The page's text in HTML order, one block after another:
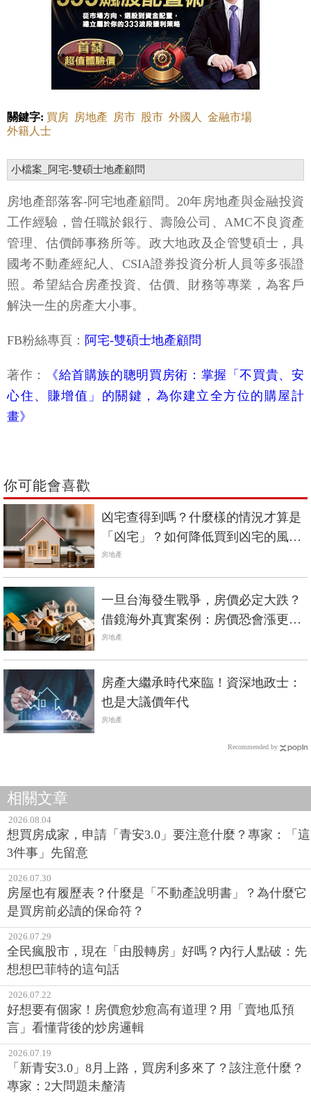
關鍵字: 買房 房地產 房市 股市 外國人
金融市場
外籍人士
小檔案_阿宅-雙碩士地產顧問
房地產部落客-阿宅地產顧問。20年房地產與金融投資
工作經驗，曾任職於銀行、壽險公司、AMC不良資產
管理、估價師事務所等。政大地政及企管雙碩士，具
國考不動產經紀人、CSIA證券投資分析人員等多張證
照。希望結合房產投資、估價、財務等專業，為客戶
解決一生的房產大小事。
FB粉絲專頁： 阿宅-雙碩士地產顧問
著作：
《給首購族的聰明買房術：掌握「不買貴、安
心住、賺增值」的關鍵，為你建立全方位的購屋計
畫》
你可能會喜歡
凶宅查得到嗎？什麼樣的情況才算是
「凶宅」？如何降低買到凶宅的風
險？
房地產
一旦台海發生戰爭，房價必定大跌？
借鏡海外真實案例：房價恐會漲更
多，2種人得利
房地產
房產大繼承時代來臨！資深地政士：
也是大議價年代
房地產
Recommended by
相關文章
2026.08.04
想買房成家，申請「青安3.0」要注意什麼？專家：「這
3件事」先留意
2026.07.30
房屋也有履歷表？什麼是「不動產說明書」？為什麼它
是買房前必讀的保命符？
2026.07.29
全民瘋股市，現在「由股轉房」好嗎？內行人點破：先
想想巴菲特的這句話
2026.07.22
好想要有個家！房價愈炒愈高有道理？用「賣地瓜預
言」看懂背後的炒房邏輯
2026.07.19
「新青安3.0」8月上路，買房利多來了？該注意什麼？
專家：2大問題未釐清